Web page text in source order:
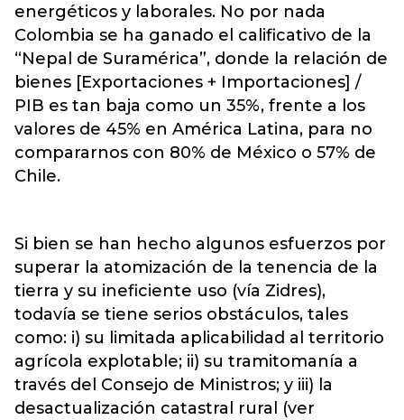
energéticos y laborales. No por nada
Colombia se ha ganado el calificativo de la
“Nepal de Suramérica”, donde la relación de
bienes [Exportaciones + Importaciones] /
PIB es tan baja como un 35%, frente a los
valores de 45% en América Latina, para no
compararnos con 80% de México o 57% de
Chile.
Si bien se han hecho algunos esfuerzos por
superar la atomización de la tenencia de la
tierra y su ineficiente uso (vía Zidres),
todavía se tiene serios obstáculos, tales
como: i) su limitada aplicabilidad al territorio
agrícola explotable; ii) su tramitomanía a
través del Consejo de Ministros; y iii) la
desactualización catastral rural (ver